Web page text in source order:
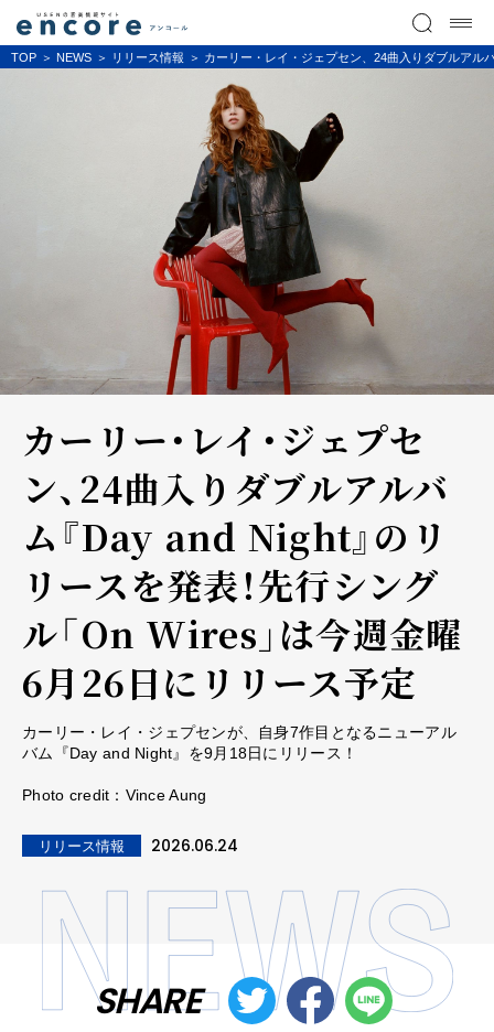
TOP NEWS リリース情報 カーリー・レイ・ジェプセン、24曲入りダブルアル
カーリー・レイ・ジェプセ
ン、24曲入りダブルアルバ
ム『Day and Night』のリ
リースを発表！先行シング
ル「On Wires」は今週金曜
6月26日にリリース予定
カーリー・レイ・ジェプセンが、自身7作目となるニューアル
バム『Day and Night』を9月18日にリリース！
Photo credit：Vince Aung
リリース情報 2026.06.24
SHARE